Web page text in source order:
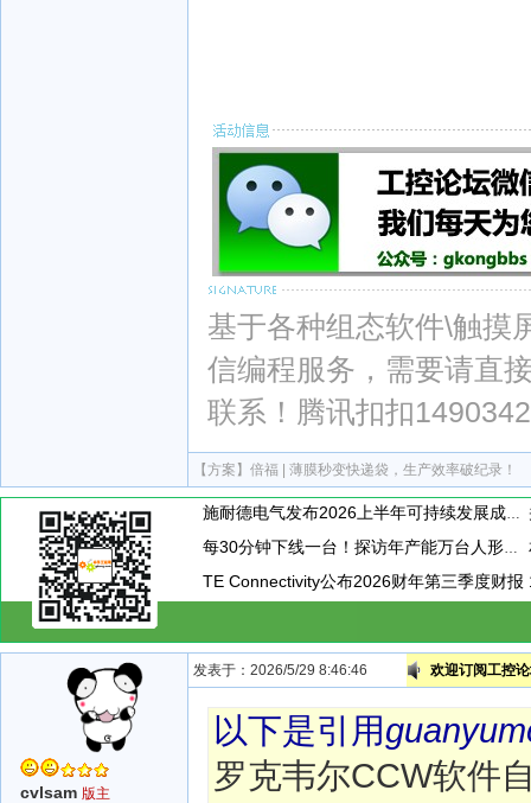
基于各种组态软件\触摸
信编程服务，需要请直
联系！腾讯扣扣
【方案】 倍福 | 薄膜秒变快递袋，生产效率破纪录！
TE Connectivity公布2026财年第三季度财报
cvlsam 版主
发表于：2026/5/29 8:46:46 欢迎订阅工控
以下是引用
罗克韦尔CCW软件